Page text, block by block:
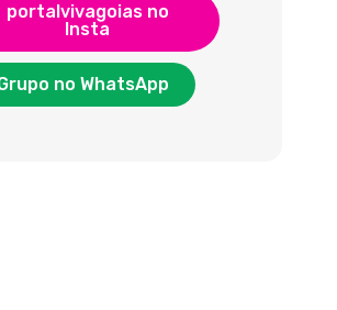
portalvivagoias no
Insta
no WhatsApp